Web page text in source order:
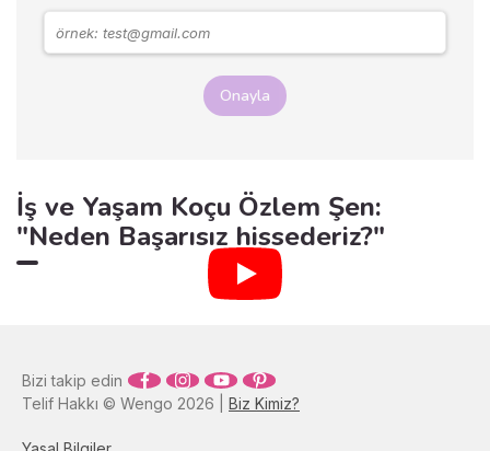
Onayla
İş ve Yaşam Koçu Özlem Şen:
"Neden Başarısız hissederiz?"
Telif Hakkı © Wengo 2026 | Biz Kimiz?
Bizi takip edin